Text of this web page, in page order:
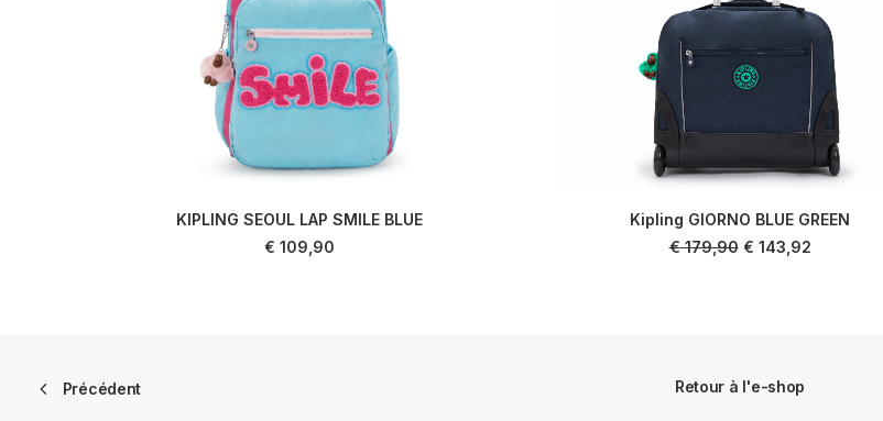
KIPLING SEOUL LAP SMILE BLUE
€ 109,90
Kipling GIORNO BLUE GREEN
€179,90 Le
€ 143,92Le
Précédent Retour à l'e-shop